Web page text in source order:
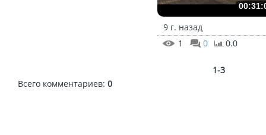
9 г. назад
1
0 0.0
1-3
Всего комментариев: 0